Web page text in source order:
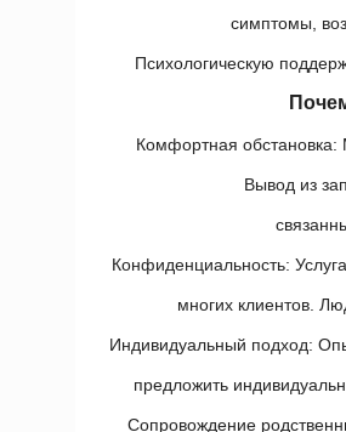
симптомы,
Психологическую
Комфортная
Вывод из
Конфиденциальность:
многих клиентов.
Индивидуальный подход:
предложить
Сопровождение